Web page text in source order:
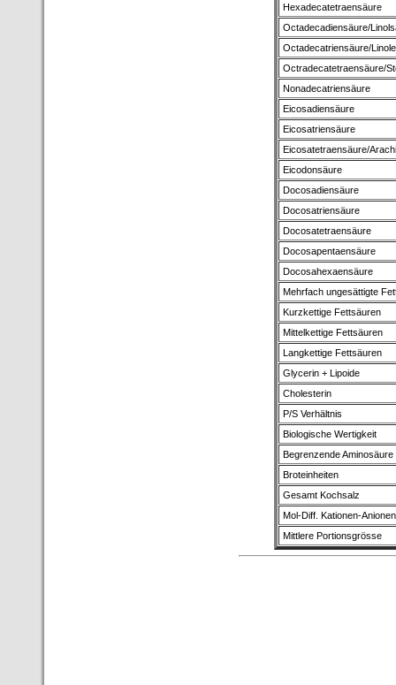
Hexadecatetraensäure
Octadecadiensäure/
Octadecatriensäure/
Octradecatetraensäure/
Nonadecatriensäure
Eicosadiensäure
Eicosatriensäure
Eicosatetraensäure/
Eicodonsäure
Docosadiensäure
Docosatriensäure
Docosatetraensäure
Docosapentaensäure
Docosahexaensäure
Mehrfach ungesättigte
Kurzkettige Fettsäuren
Mittelkettige Fettsäuren
Langkettige Fettsäuren
Glycerin + Lipoide
Cholesterin
P/S Verhältnis
Biologische Wertigkeit
Begrenzende Aminosäure
Broteinheiten
Gesamt Kochsalz
Mol-Diff. Kationen-Anionen
Mittlere Portionsgrösse